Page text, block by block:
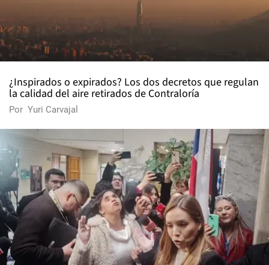
¿Inspirados o expirados? Los dos decretos que regulan
la calidad del aire retirados de Contraloría
Por Yuri Carvajal